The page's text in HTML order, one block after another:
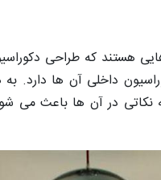
هستند که طراحی
داخلی آن ها دارد.
نکاتی در آن ها باعث می